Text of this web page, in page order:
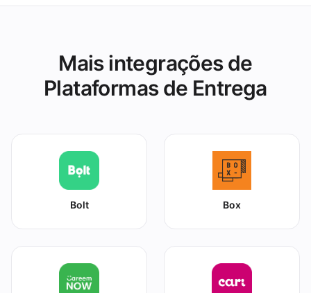
Mais integrações de
Plataformas de Entrega
Bolt Box